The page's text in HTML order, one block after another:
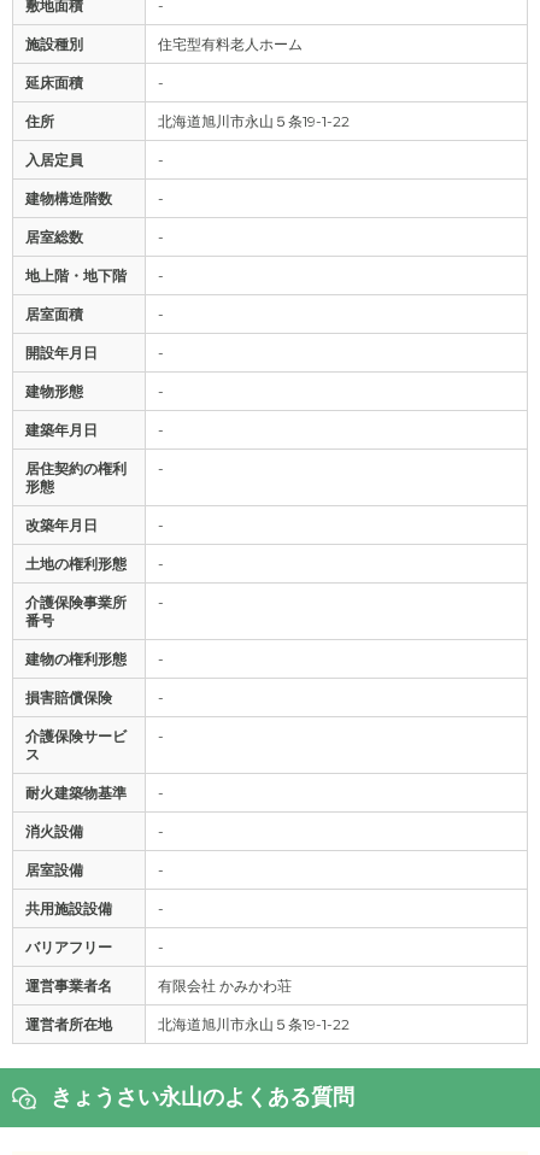
敷地面積 -
施設種別 住宅型有料老人ホーム
延床面積 -
住所 北海道旭川市永山５条19-1-22
入居定員 -
建物構造階数 -
居室総数 -
地上階・地下階 -
居室面積 -
開設年月日 -
建物形態 -
建築年月日 -
居住契約の権利
形態
-
改築年月日 -
土地の権利形態 -
介護保険事業所
番号
-
建物の権利形態 -
損害賠償保険 -
介護保険サービ
ス
-
耐火建築物基準 -
消火設備 -
居室設備 -
共用施設設備 -
バリアフリー -
運営事業者名 有限会社 かみかわ荘
運営者所在地 北海道旭川市永山５条19-1-22
きょうさい永山のよくある質問